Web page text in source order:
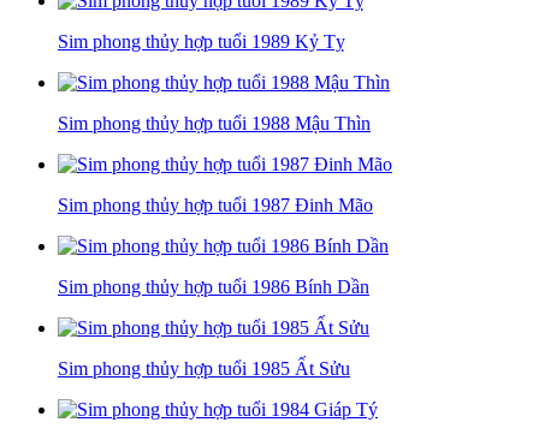
Sim phong thủy hợp tuổi 1989 Kỷ Tỵ
Sim phong thủy hợp tuổi 1988 Mậu Thìn
Sim phong thủy hợp tuổi 1987 Đinh Mão
Sim phong thủy hợp tuổi 1986 Bính Dần
Sim phong thủy hợp tuổi 1985 Ất Sửu